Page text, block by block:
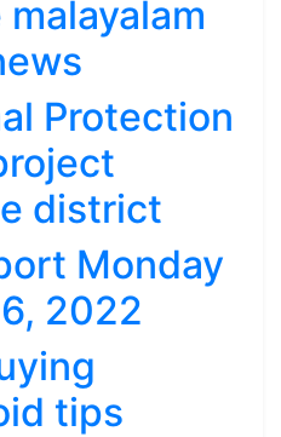
Protection
district
Monday
2022
tips